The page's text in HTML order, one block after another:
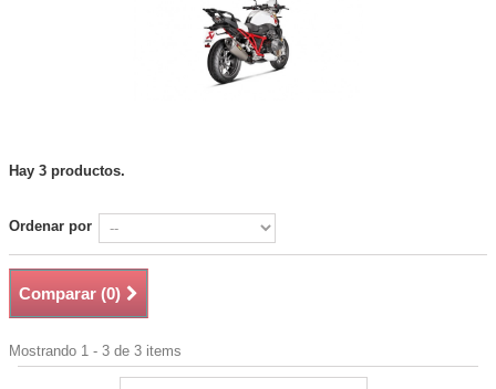
Hay 3 productos.
Ordenar por
Comparar (0)
Mostrando 1 - 3 de 3 items